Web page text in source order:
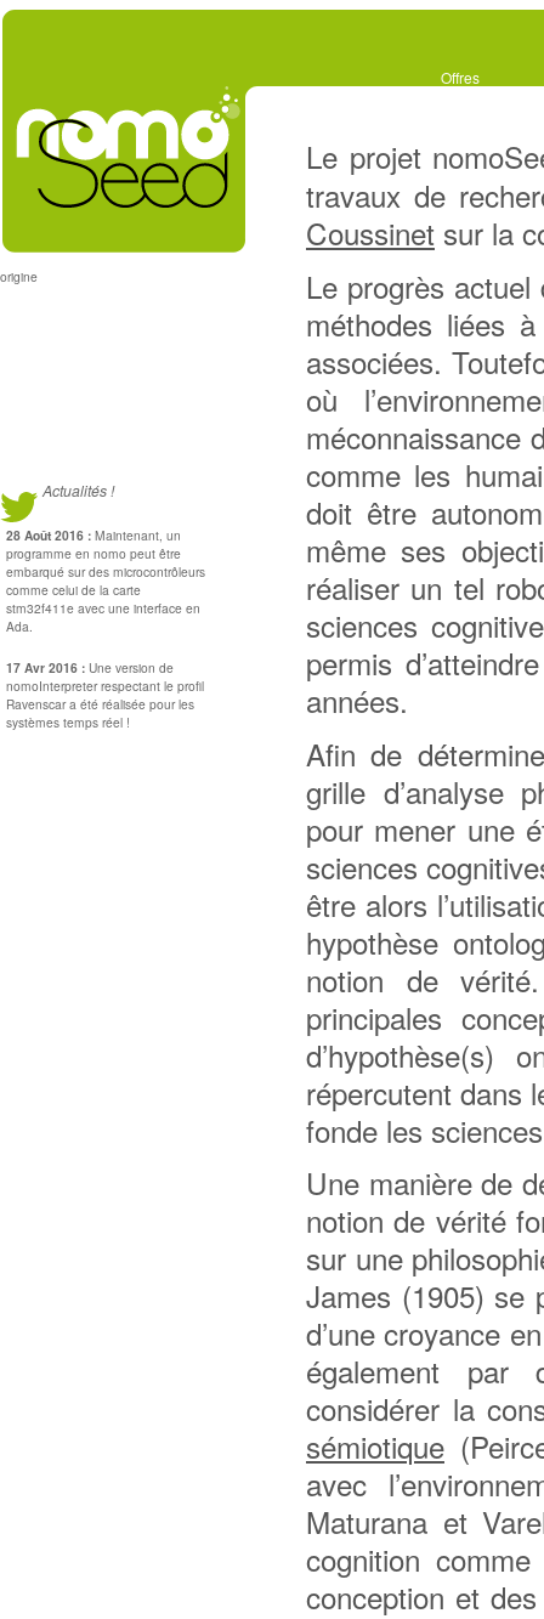
Offres
origine
Actualités !
28 Août 2016 : Maintenant, un
programme en nomo peut être
embarqué sur des microcontrôleurs
comme celui de la carte
stm32f411e avec une interface en
Ada.
17 Avr 2016 : Une version de
nomoInterpreter respectant le profil
Ravenscar a été réalisée pour les
systèmes temps réel !
Le projet
travaux de
Coussinet sur la
Le progrès
méthodes liées
associées.
où
méconnaissance
comme les
doit être
même ses
réaliser un tel
sciences
permis
années.
Afin de
grille d’analyse
pour mener une
sciences
être alors
hypothèse
notion de
principales
d’hypothèse(s)
répercutent dans
fonde les
Une manière de
notion de vérité
sur une
James (1905) se
d’une croyance
également par
considérer la
sémiotique
avec
Maturana et
cognition
conception et